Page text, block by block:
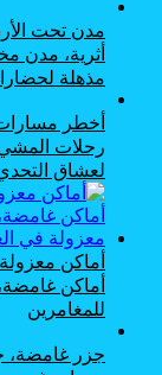
مدن تحت
أثرية، مدن
مذهلة
أخطر مسارات
رحلات
لعشاق
أماكن
أماكن
للمغامرين
جزر غامضة،